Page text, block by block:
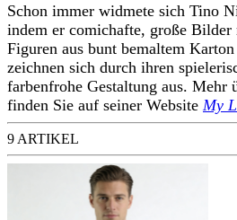
Schon immer widmete sich Tino
indem er comichafte, große Bilder
Figuren aus bunt bemaltem
zeichnen sich durch ihren
farbenfrohe Gestaltung aus. Mehr
finden Sie auf seiner Website My
9 ARTIKEL